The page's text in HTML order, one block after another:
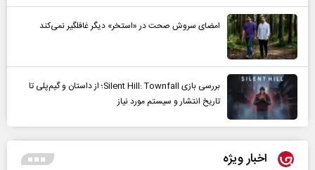
امضای سروش صحت در «استخر» دیگر غافلگیر نمی‌کند
بررسی بازی Silent Hill: Townfall؛ از داستان و گیم‌پلی تا
تاریخ انتشار و سیستم مورد نیاز
اخبار ویژه